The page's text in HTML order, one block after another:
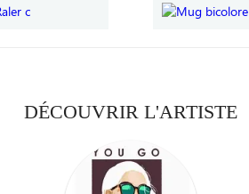
DÉCOUVRIR L'ARTISTE